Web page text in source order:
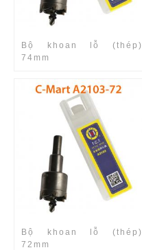
Bộ khoan lỗ (thép)
74mm
Bộ khoan lỗ (thép)
72mm